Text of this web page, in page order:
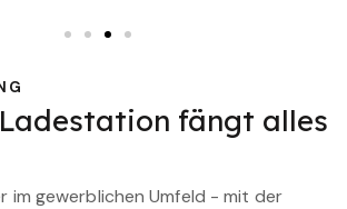
fängt alles
im gewerblichen Umfeld - mit der